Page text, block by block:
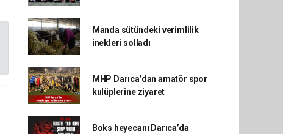
Manda sütündeki verimlilik
inekleri solladı
MHP Darıca’dan amatör spor
kulüplerine ziyaret
Boks heyecanı Darıca’da